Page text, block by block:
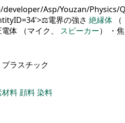
developer/Asp/Youzan/Physics/
電界の強さ 絶縁体 （
体 （マイク、 スピーカー） ・
プラスチック
料顔料染料